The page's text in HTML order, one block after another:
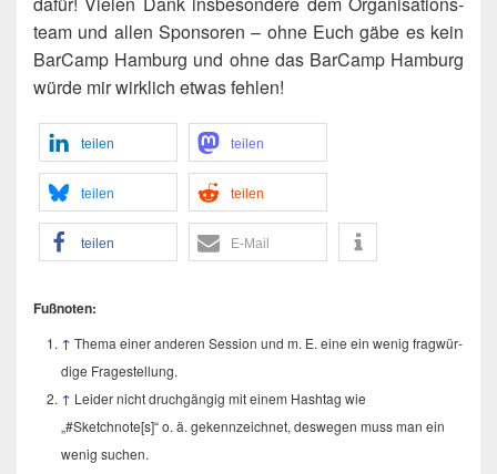
team und allen Spon­so­ren – ohne Euch gäbe es kein
Bar­Camp Ham­burg und ohne das Bar­Camp Ham­burg
wür­de mir wirk­lich etwas fehlen!
tei­len tei­len
tei­len tei­len
tei­len E‑Mail
Fuß­no­ten:
↑ The­ma einer ande­ren Ses­si­on und m. E. eine ein wenig frag­wür­
di­ge Fragestellung.
↑ Lei­der nicht druch­gän­gig mit einem Hash­tag wie
„#Sketchnote[s]“ o. ä. gekenn­zeich­net, des­we­gen muss man ein
wenig suchen.